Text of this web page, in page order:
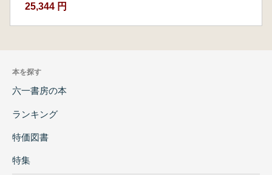
25,344 円
本を探す
六一書房の本
ランキング
特価図書
特集